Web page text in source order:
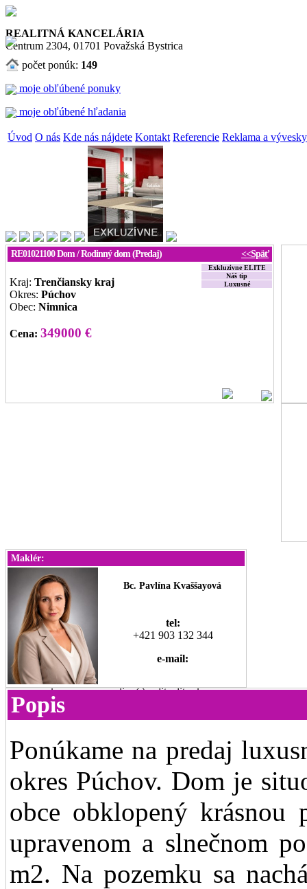
REALITNÁ KANCELÁRIA
Centrum 2304, 01701 Považská Bystrica
počet ponúk: 149
moje obľúbené ponuky
moje obľúbené hľadania
Úvod O nás Kde nás nájdete Kontakt Referencie Reklama a vývesky
RE01021100Dom / Rodinný dom (Predaj) <<Späť
Kraj: Trenčiansky kraj
Okres: Púchov
Obec: Nimnica
Cena: 349000 €
Exkluzivne ELITE
Náš tip
Luxusné
Maklér:
Bc. Pavlína Kvaššayová
tel:
+421 903 132 344
e-mail:
kvassayova.pavlina@realityelite.sk
Popis
Ponúkame na predaj
okres Púchov. Dom je
obce obklopený krásnou
upravenom a slnečnom
m2. Na pozemku sa